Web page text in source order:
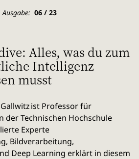
Ausgabe: 06 / 23
Alles, was du zum
Intelligenz
musst
ist Professor für
der Technischen Hochschule
Experte
Bildverarbeitung,
Deep Learning erklärt in diesem